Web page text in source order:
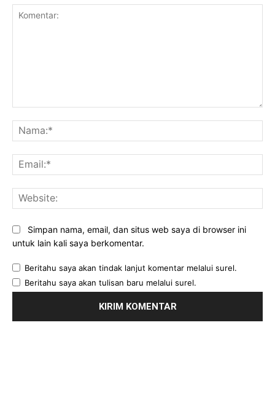
Simpan nama, email, dan situs web saya di browser ini
untuk lain kali saya berkomentar.
Beritahu saya akan tindak lanjut komentar melalui surel.
Beritahu saya akan tulisan baru melalui surel.